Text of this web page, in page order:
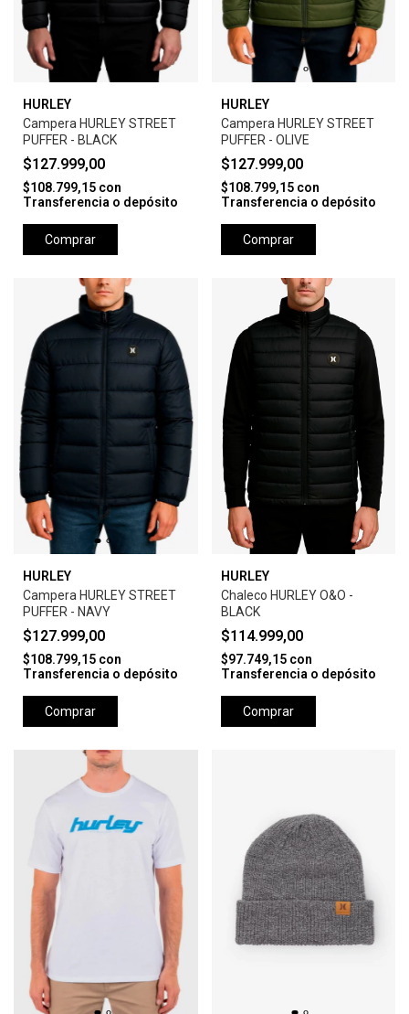
HURLEY
Campera HURLEY STREET
PUFFER - BLACK
$127.999,00
$108.799,15 con
Transferencia o depósito
Comprar
HURLEY
Campera HURLEY STREET
PUFFER - OLIVE
$127.999,00
$108.799,15 con
Transferencia o depósito
Comprar
HURLEY
Campera HURLEY STREET
PUFFER - NAVY
$127.999,00
$108.799,15 con
Transferencia o depósito
Comprar
HURLEY
Chaleco HURLEY O&O -
BLACK
$114.999,00
$97.749,15 con
Transferencia o depósito
Comprar